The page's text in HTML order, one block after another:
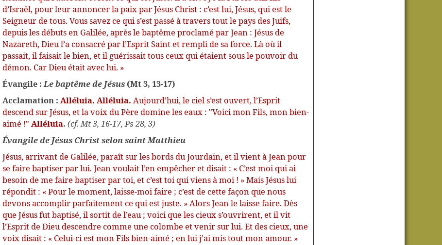
d’Israël, pour leur annoncer la paix par Jésus Christ : c’est lui, Jésus, qui est le
Seigneur de tous. Vous savez ce qui s’est passé à travers tout le pays des Juifs,
depuis les débuts en Galilée, après le baptême proclamé par Jean : Jésus de
Nazareth, Dieu l’a consacré par l’Esprit Saint et rempli de sa force. Là où il
passait, il faisait le bien, et il guérissait tous ceux qui étaient sous le pouvoir du
démon. Car Dieu était avec lui. »
Évangile :Le baptême de Jésus(Mt 3, 13-17)
Acclamation : Alléluia. Alléluia. Aujourd’hui, le ciel s’est ouvert, l’Esprit
descend sur Jésus, et la voix du Père domine les eaux : "Voici mon Fils, mon bien-
aimé !" Alléluia. (cf. Mt 3, 16-17, Ps 28, 3)
Évangile de Jésus Christ selon saint Matthieu
Jésus, arrivant de Galilée, paraît sur les bords du Jourdain, et il vient à Jean pour
se faire baptiser par lui. Jean voulait l’en empêcher et disait : « C’est moi qui ai
besoin de me faire baptiser par toi, et c’est toi qui viens à moi ! » Mais Jésus lui
répondit : « Pour le moment, laisse-moi faire ; c’est de cette façon que nous
devons accomplir parfaitement ce qui est juste. » Alors Jean le laisse faire. Dès
que Jésus fut baptisé, il sortit de l’eau ; voici que les cieux s’ouvrirent, et il vit
l’Esprit de Dieu descendre comme une colombe et venir sur lui. Et des cieux, une
voix disait : « Celui-ci est mon Fils bien-aimé ; en lui j’ai mis tout mon amour. »